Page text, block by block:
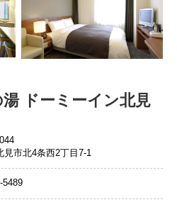
ドーミーイン北見
見市北4条西2丁目7-1
5489